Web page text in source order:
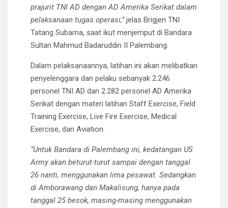
prajurit TNI AD dengan AD Amerika Serikat dalam
pelaksanaan tugas operasi,”jelas Brigjen TNI
Tatang Subarna, saat ikut menjemput di Bandara
Sultan Mahmud Badaruddin II Palembang.
Dalam pelaksanaannya, latihan ini akan melibatkan
penyelenggara dan pelaku sebanyak 2.246
personel TNI AD dan 2.282 personel AD Amerika
Serikat dengan materi latihan Staff Exercise, Field
Training Exercise, Live Fire Exercise, Medical
Exercise, dan Aviation.
“Untuk Bandara di Palembang ini, kedatangan US
Army akan beturut-turut sampai dengan tanggal
26 nanti, menggunakan lima pesawat. Sedangkan
di Amborawang dan Makalisung, hanya pada
tanggal 25 besok, masing-masing menggunakan